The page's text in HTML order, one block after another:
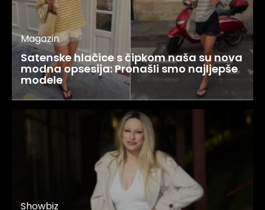
Magazin
Satenske hlačice s čipkom naša su nova
modna opsesija: Pronašli smo najljepše
modele
Showbiz